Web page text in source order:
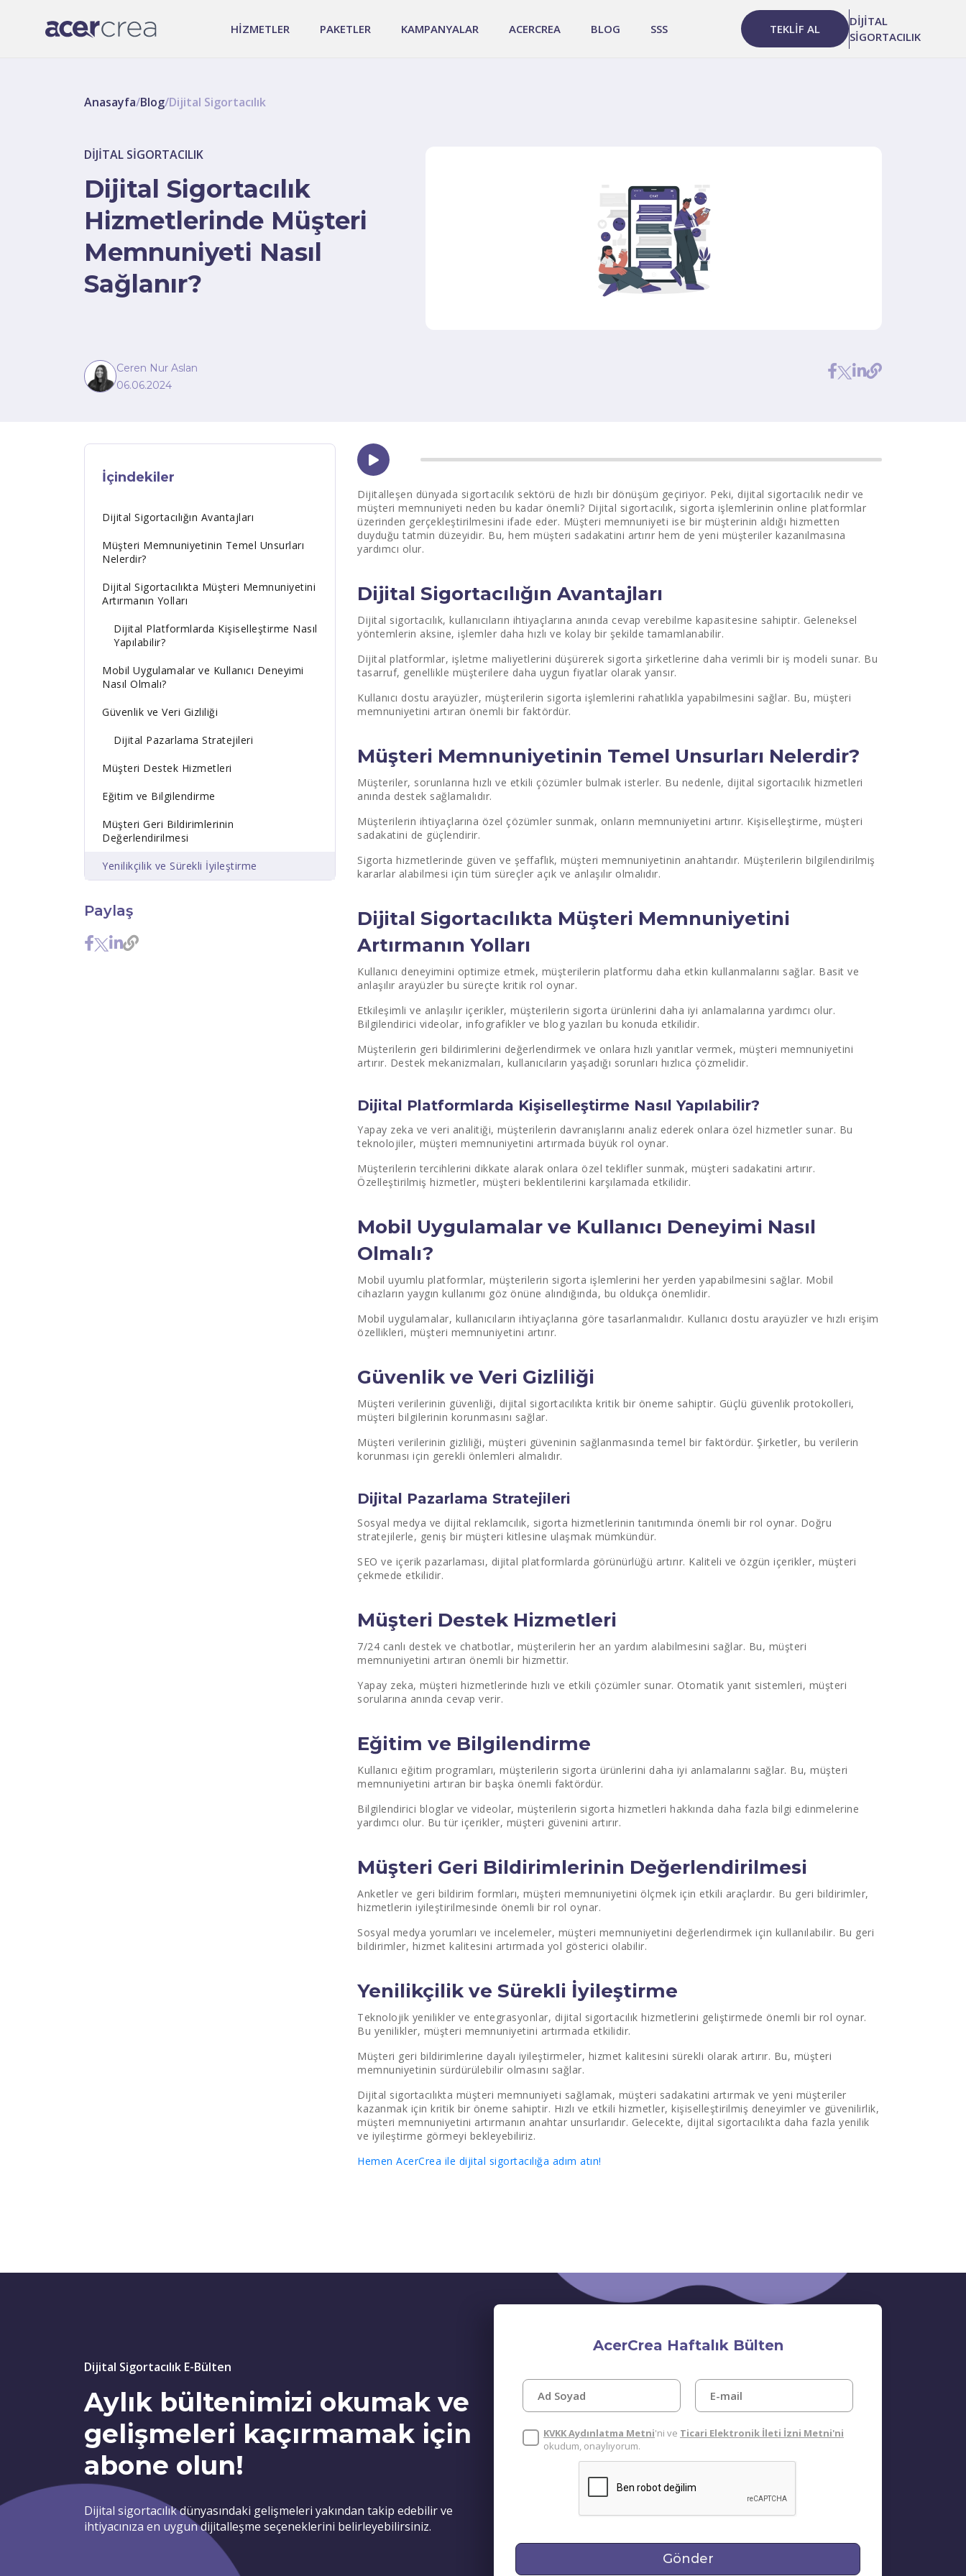
HİZMETLER PAKETLER KAMPANYALAR ACERCREA BLOG SSS TEKLİF AL
DİJİTAL
SİGORTACILIK
Anasayfa/Blog/Dijital Sigortacılık
DIJITAL SIGORTACILIK
Dijital Sigortacılık
Hizmetlerinde Müşteri
Memnuniyeti Nasıl
Sağlanır?
Ceren Nur Aslan
06.06.2024
İçindekiler
Dijital Sigortacılığın Avantajları
Müşteri Memnuniyetinin Temel Unsurları
Nelerdir?
Dijital Sigortacılıkta Müşteri Memnuniyetini
Artırmanın Yolları
Dijital Platformlarda Kişiselleştirme Nasıl
Yapılabilir?
Mobil Uygulamalar ve Kullanıcı Deneyimi
Nasıl Olmalı?
Güvenlik ve Veri Gizliliği
Dijital Pazarlama Stratejileri
Müşteri Destek Hizmetleri
Eğitim ve Bilgilendirme
Müşteri Geri Bildirimlerinin
Değerlendirilmesi
Yenilikçilik ve Sürekli İyileştirme
Paylaş
Dijitalleşen dünyada sigortacılık sektörü de hızlı bir dönüşüm geçiriyor. Peki, dijital sigortacılık nedir ve
müşteri memnuniyeti neden bu kadar önemli? Dijital sigortacılık, sigorta işlemlerinin online platformlar
üzerinden gerçekleştirilmesini ifade eder. Müşteri memnuniyeti ise bir müşterinin aldığı hizmetten
duyduğu tatmin düzeyidir. Bu, hem müşteri sadakatini artırır hem de yeni müşteriler kazanılmasına
yardımcı olur.
Dijital Sigortacılığın Avantajları
Dijital sigortacılık, kullanıcıların ihtiyaçlarına anında cevap verebilme kapasitesine sahiptir. Geleneksel
yöntemlerin aksine, işlemler daha hızlı ve kolay bir şekilde tamamlanabilir.
Dijital platformlar, işletme maliyetlerini düşürerek sigorta şirketlerine daha verimli bir iş modeli sunar. Bu
tasarruf, genellikle müşterilere daha uygun fiyatlar olarak yansır.
Kullanıcı dostu arayüzler, müşterilerin sigorta işlemlerini rahatlıkla yapabilmesini sağlar. Bu, müşteri
memnuniyetini artıran önemli bir faktördür.
Müşteri Memnuniyetinin Temel Unsurları Nelerdir?
Müşteriler, sorunlarına hızlı ve etkili çözümler bulmak isterler. Bu nedenle, dijital sigortacılık hizmetleri
anında destek sağlamalıdır.
Müşterilerin ihtiyaçlarına özel çözümler sunmak, onların memnuniyetini artırır. Kişiselleştirme, müşteri
sadakatini de güçlendirir.
Sigorta hizmetlerinde güven ve şeffaflık, müşteri memnuniyetinin anahtarıdır. Müşterilerin bilgilendirilmiş
kararlar alabilmesi için tüm süreçler açık ve anlaşılır olmalıdır.
Dijital Sigortacılıkta Müşteri Memnuniyetini
Artırmanın Yolları
Kullanıcı deneyimini optimize etmek, müşterilerin platformu daha etkin kullanmalarını sağlar. Basit ve
anlaşılır arayüzler bu süreçte kritik rol oynar.
Etkileşimli ve anlaşılır içerikler, müşterilerin sigorta ürünlerini daha iyi anlamalarına yardımcı olur.
Bilgilendirici videolar, infografikler ve blog yazıları bu konuda etkilidir.
Müşterilerin geri bildirimlerini değerlendirmek ve onlara hızlı yanıtlar vermek, müşteri memnuniyetini
artırır. Destek mekanizmaları, kullanıcıların yaşadığı sorunları hızlıca çözmelidir.
Dijital Platformlarda Kişiselleştirme Nasıl Yapılabilir?
Yapay zeka ve veri analitiği, müşterilerin davranışlarını analiz ederek onlara özel hizmetler sunar. Bu
teknolojiler, müşteri memnuniyetini artırmada büyük rol oynar.
Müşterilerin tercihlerini dikkate alarak onlara özel teklifler sunmak, müşteri sadakatini artırır.
Özelleştirilmiş hizmetler, müşteri beklentilerini karşılamada etkilidir.
Mobil Uygulamalar ve Kullanıcı Deneyimi Nasıl
Olmalı?
Mobil uyumlu platformlar, müşterilerin sigorta işlemlerini her yerden yapabilmesini sağlar. Mobil
cihazların yaygın kullanımı göz önüne alındığında, bu oldukça önemlidir.
Mobil uygulamalar, kullanıcıların ihtiyaçlarına göre tasarlanmalıdır. Kullanıcı dostu arayüzler ve hızlı erişim
özellikleri, müşteri memnuniyetini artırır.
Güvenlik ve Veri Gizliliği
Müşteri verilerinin güvenliği, dijital sigortacılıkta kritik bir öneme sahiptir. Güçlü güvenlik protokolleri,
müşteri bilgilerinin korunmasını sağlar.
Müşteri verilerinin gizliliği, müşteri güveninin sağlanmasında temel bir faktördür. Şirketler, bu verilerin
korunması için gerekli önlemleri almalıdır.
Dijital Pazarlama Stratejileri
Sosyal medya ve dijital reklamcılık, sigorta hizmetlerinin tanıtımında önemli bir rol oynar. Doğru
stratejilerle, geniş bir müşteri kitlesine ulaşmak mümkündür.
SEO ve içerik pazarlaması, dijital platformlarda görünürlüğü artırır. Kaliteli ve özgün içerikler, müşteri
çekmede etkilidir.
Müşteri Destek Hizmetleri
7/24 canlı destek ve chatbotlar, müşterilerin her an yardım alabilmesini sağlar. Bu, müşteri
memnuniyetini artıran önemli bir hizmettir.
Yapay zeka, müşteri hizmetlerinde hızlı ve etkili çözümler sunar. Otomatik yanıt sistemleri, müşteri
sorularına anında cevap verir.
Eğitim ve Bilgilendirme
Kullanıcı eğitim programları, müşterilerin sigorta ürünlerini daha iyi anlamalarını sağlar. Bu, müşteri
memnuniyetini artıran bir başka önemli faktördür.
Bilgilendirici bloglar ve videolar, müşterilerin sigorta hizmetleri hakkında daha fazla bilgi edinmelerine
yardımcı olur. Bu tür içerikler, müşteri güvenini artırır.
Müşteri Geri Bildirimlerinin Değerlendirilmesi
Anketler ve geri bildirim formları, müşteri memnuniyetini ölçmek için etkili araçlardır. Bu geri bildirimler,
hizmetlerin iyileştirilmesinde önemli bir rol oynar.
Sosyal medya yorumları ve incelemeler, müşteri memnuniyetini değerlendirmek için kullanılabilir. Bu geri
bildirimler, hizmet kalitesini artırmada yol gösterici olabilir.
Yenilikçilik ve Sürekli İyileştirme
Teknolojik yenilikler ve entegrasyonlar, dijital sigortacılık hizmetlerini geliştirmede önemli bir rol oynar.
Bu yenilikler, müşteri memnuniyetini artırmada etkilidir.
Müşteri geri bildirimlerine dayalı iyileştirmeler, hizmet kalitesini sürekli olarak artırır. Bu, müşteri
memnuniyetinin sürdürülebilir olmasını sağlar.
Dijital sigortacılıkta müşteri memnuniyeti sağlamak, müşteri sadakatini artırmak ve yeni müşteriler
kazanmak için kritik bir öneme sahiptir. Hızlı ve etkili hizmetler, kişiselleştirilmiş deneyimler ve güvenilirlik,
müşteri memnuniyetini artırmanın anahtar unsurlarıdır. Gelecekte, dijital sigortacılıkta daha fazla yenilik
ve iyileştirme görmeyi bekleyebiliriz.
Hemen AcerCrea ile dijital sigortacılığa adım atın!
Dijital Sigortacılık E-Bülten
Aylık bültenimizi okumak ve
gelişmeleri kaçırmamak için
abone olun!
Dijital sigortacılık dünyasındaki gelişmeleri yakından takip edebilir ve
ihtiyacınıza en uygun dijitalleşme seçeneklerini belirleyebilirsiniz.
AcerCrea Haftalık Bülten
KVKK Aydınlatma Metni'ni ve Ticari Elektronik İleti İzni Metni'ni
okudum, onaylıyorum.
Gönder